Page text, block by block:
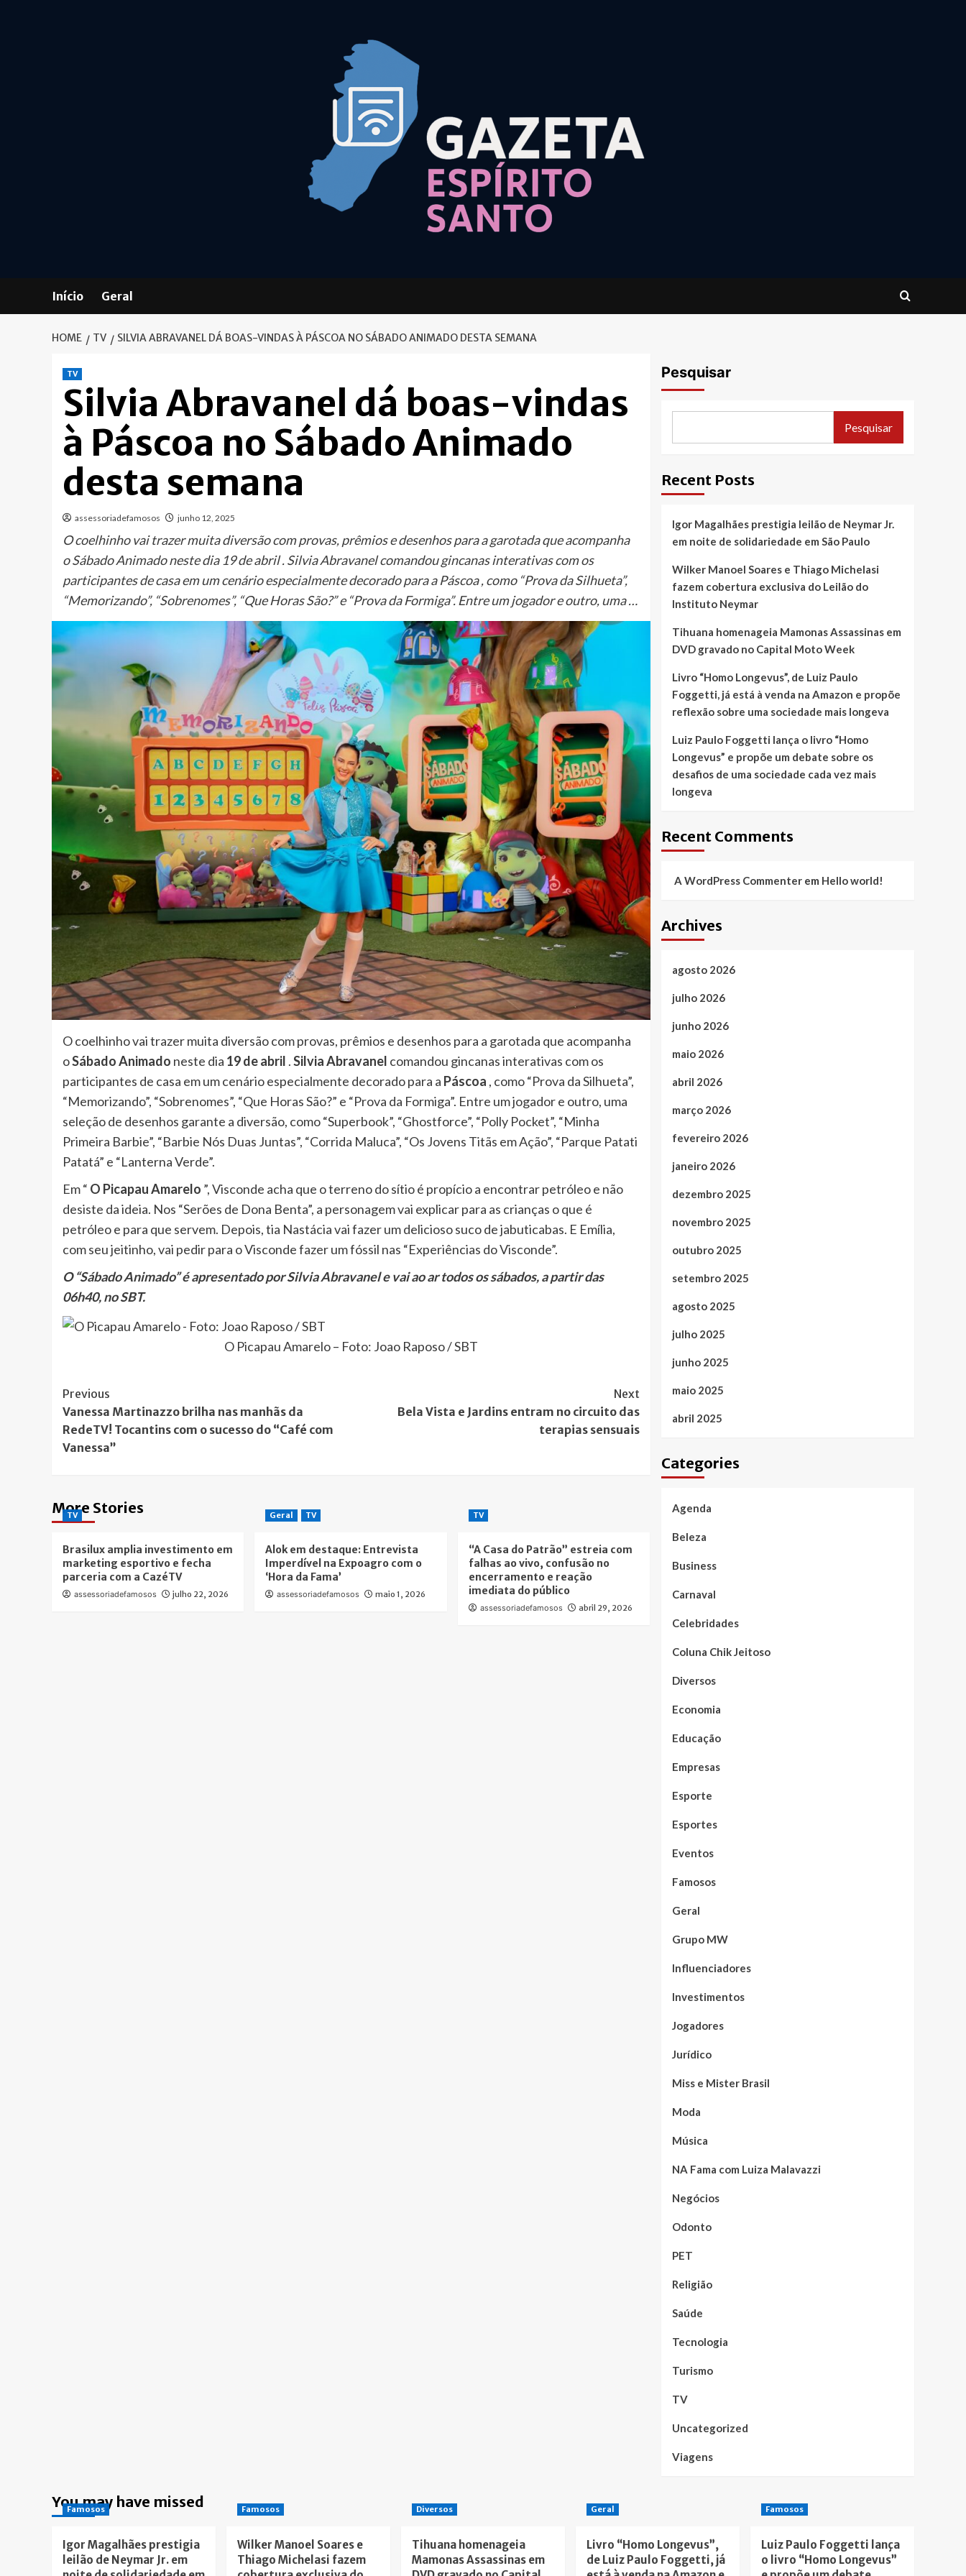
Início Geral
HOME TV SILVIA ABRAVANEL DÁ BOAS-VINDAS À PÁSCOA NO SÁBADO ANIMADO DESTA SEMANA
TV
Silvia Abravanel dá boas-vindas
à Páscoa no Sábado Animado
desta semana
assessoriadefamosos junho 12, 2025
O coelhinho vai trazer muita diversão com provas, prêmios e desenhos para a garotada que acompanha
o Sábado Animado neste dia 19 de abril . Silvia Abravanel comandou gincanas interativas com os
participantes de casa em um cenário especialmente decorado para a Páscoa , como “Prova da Silhueta”,
“Memorizando”, “Sobrenomes”, “Que Horas São?” e “Prova da Formiga”. Entre um jogador e outro, uma …
O coelhinho vai trazer muita diversão com provas, prêmios e desenhos para a garotada que acompanha
oSábado Animado neste dia 19 de abril .Silvia Abravanel comandou gincanas interativas com os
participantes de casa em um cenário especialmente decorado para a Páscoa , como “Prova da Silhueta”,
“Memorizando”, “Sobrenomes”, “Que Horas São?” e “Prova da Formiga”. Entre um jogador e outro, uma
seleção de desenhos garante a diversão, como “Superbook”, “Ghostforce”, “Polly Pocket”, “Minha
Primeira Barbie”, “Barbie Nós Duas Juntas”, “Corrida Maluca”, “Os Jovens Titãs em Ação”, “Parque Patati
Patatá” e “Lanterna Verde”.
Em “ O Picapau Amarelo ”, Visconde acha que o terreno do sítio é propício a encontrar petróleo e não
desiste da ideia. Nos “Serões de Dona Benta”, a personagem vai explicar para as crianças o que é
petróleo e para que servem. Depois, tia Nastácia vai fazer um delicioso suco de jabuticabas. E Emília,
com seu jeitinho, vai pedir para o Visconde fazer um fóssil nas “Experiências do Visconde”.
O “Sábado Animado” é apresentado por Silvia Abravanel e vai ao ar todos os sábados, a partir das
06h40, no SBT.
O Picapau Amarelo – Foto: Joao Raposo / SBT
Post
Navigation
Previous
Vanessa Martinazzo brilha nas manhãs da
RedeTV! Tocantins com o sucesso do “Café com
Vanessa”
Next
Bela Vista e Jardins entram no circuito das
terapias sensuais
More Stories
TV
Brasilux amplia investimento em
marketing esportivo e fecha
parceria com a CazéTV
assessoriadefamosos julho 22, 2026
Geral TV
Alok em destaque: Entrevista
Imperdível na Expoagro com o
‘Hora da Fama’
assessoriadefamosos maio 1, 2026
TV
“A Casa do Patrão” estreia com
falhas ao vivo, confusão no
encerramento e reação
imediata do público
assessoriadefamosos abril 29, 2026
Pesquisar
Pesquisar
Recent Posts
Igor Magalhães prestigia leilão de Neymar Jr.
em noite de solidariedade em São Paulo
Wilker Manoel Soares e Thiago Michelasi
fazem cobertura exclusiva do Leilão do
Instituto Neymar
Tihuana homenageia Mamonas Assassinas em
DVD gravado no Capital Moto Week
Livro “Homo Longevus”, de Luiz Paulo
Foggetti, já está à venda na Amazon e propõe
reflexão sobre uma sociedade mais longeva
Luiz Paulo Foggetti lança o livro “Homo
Longevus” e propõe um debate sobre os
desafios de uma sociedade cada vez mais
longeva
Recent Comments
A WordPress Commenterem Hello world!
Archives
agosto 2026
julho 2026
junho 2026
maio 2026
abril 2026
março 2026
fevereiro 2026
janeiro 2026
dezembro 2025
novembro 2025
outubro 2025
setembro 2025
agosto 2025
julho 2025
junho 2025
maio 2025
abril 2025
Categories
Agenda
Beleza
Business
Carnaval
Celebridades
Coluna Chik Jeitoso
Diversos
Economia
Educação
Empresas
Esporte
Esportes
Eventos
Famosos
Geral
Grupo MW
Influenciadores
Investimentos
Jogadores
Jurídico
Miss e Mister Brasil
Moda
Música
NA Fama com Luiza Malavazzi
Negócios
Odonto
PET
Religião
Saúde
Tecnologia
Turismo
TV
Uncategorized
Viagens
You may have missed
Famosos
Igor Magalhães prestigia
leilão de Neymar Jr. em
Famosos
Wilker Manoel Soares e
Thiago Michelasi fazem
Diversos
Tihuana homenageia
Mamonas Assassinas em
Geral
Livro “Homo Longevus”,
de Luiz Paulo Foggetti, já
Famosos
Luiz Paulo Foggetti lança
o livro “Homo Longevus”